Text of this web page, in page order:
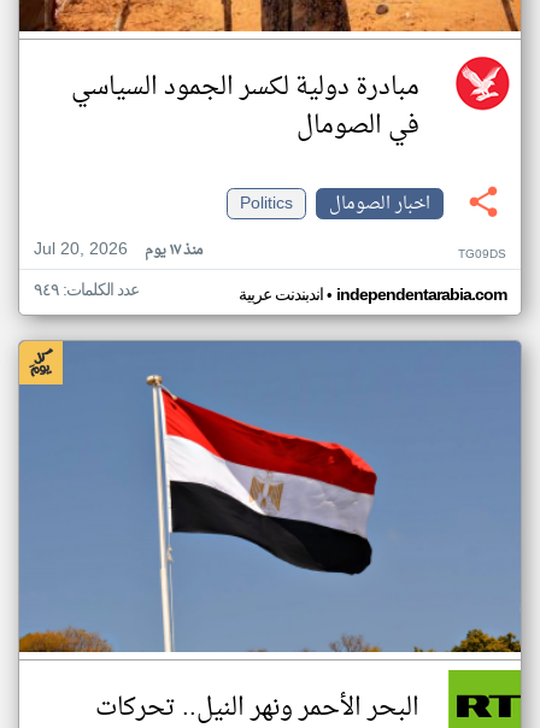
مبادرة دولية لكسر الجمود السياسي
في الصومال
اخبار الصومال
Politics
Jul 20, 2026
منذ ١٧ يوم TG09DS
اندبندنت عربية• independentarabia.com عدد الكلمات: ٩٤٩
البحر الأحمر ونهر النيل.. تحركات